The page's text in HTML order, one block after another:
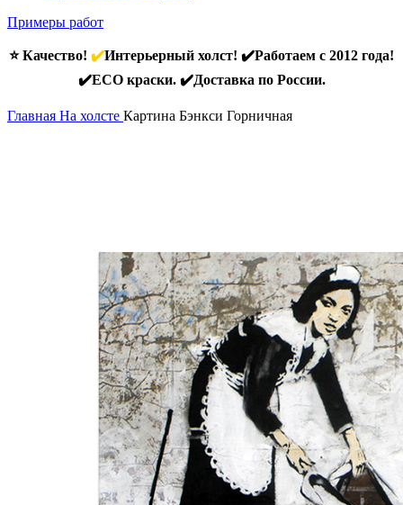
Примеры работ
⭐ Качество! ✔️Интерьерный холст! ✔️Работаем с 2012 года!
✔️ECO краски. ✔️Доставка по России.
Главная На холсте Картина Бэнкси Горничная